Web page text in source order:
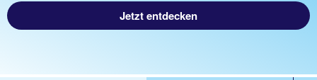
Jetzt entdecken